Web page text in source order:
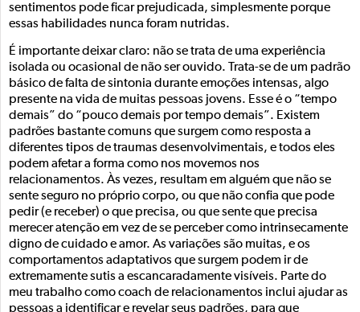
sentimentos pode ficar prejudicada, simplesmente porque
essas habilidades nunca foram nutridas.
É importante deixar claro: não se trata de uma experiência
isolada ou ocasional de não ser ouvido. Trata-se de um padrão
básico de falta de sintonia durante emoções intensas, algo
presente na vida de muitas pessoas jovens. Esse é o “tempo
demais” do “pouco demais por tempo demais”. Existem
padrões bastante comuns que surgem como resposta a
diferentes tipos de traumas desenvolvimentais, e todos eles
podem afetar a forma como nos movemos nos
relacionamentos. Às vezes, resultam em alguém que não se
sente seguro no próprio corpo, ou que não confia que pode
pedir (e receber) o que precisa, ou que sente que precisa
merecer atenção em vez de se perceber como intrinsecamente
digno de cuidado e amor. As variações são muitas, e os
comportamentos adaptativos que surgem podem ir de
extremamente sutis a escancaradamente visíveis. Parte do
meu trabalho como coach de relacionamentos inclui ajudar as
pessoas a identificar e revelar seus padrões, para que